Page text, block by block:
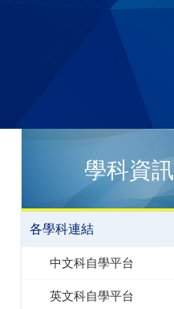
學科資訊
各學科連結
中文科自學平台
英文科自學平台